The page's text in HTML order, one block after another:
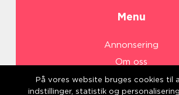
Menu
Annonsering
Om oss
Cookies
På vores website bruges cookies til
indstillinger, statistik og